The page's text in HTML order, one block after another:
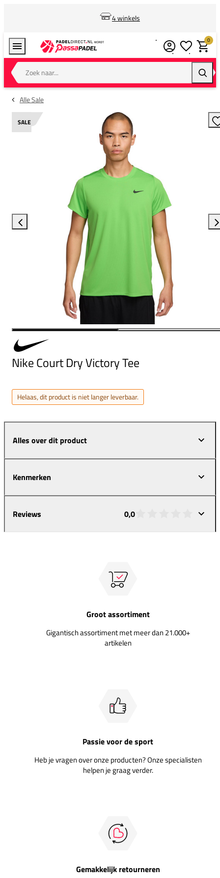
4 winkels
Zoek naar...
0
Alle Sale
SALE
Nike Court Dry Victory Tee
Helaas, dit product is niet langer leverbaar.
Alles over dit product
Kenmerken
Reviews 0,0
Groot assortiment
Gigantisch assortiment met meer dan 21.000+
artikelen
Passie voor de sport
Heb je vragen over onze producten? Onze specialisten
helpen je graag verder.
Gemakkelijk retourneren